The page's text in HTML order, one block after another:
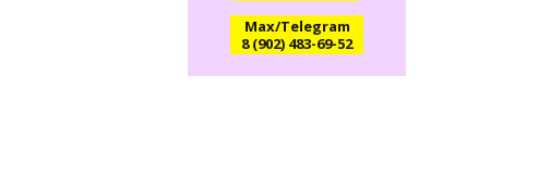
Max/Telegram
8 (902) 483-69-52